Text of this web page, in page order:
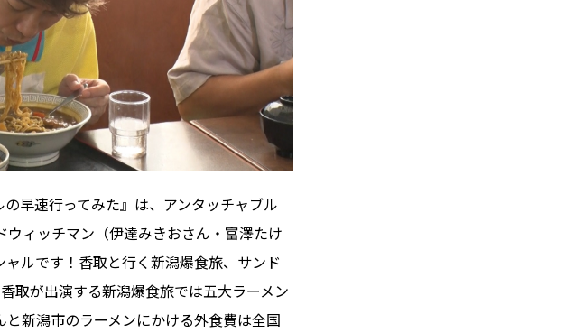
早速行ってみた』は、アンタッチャブル
ウィッチマン（伊達みきおさん・富澤たけ
ルです！香取と行く新潟爆食旅、サンド
取が出演する新潟爆食旅では五大ラーメン
新潟市のラーメンにかける外食費は全国